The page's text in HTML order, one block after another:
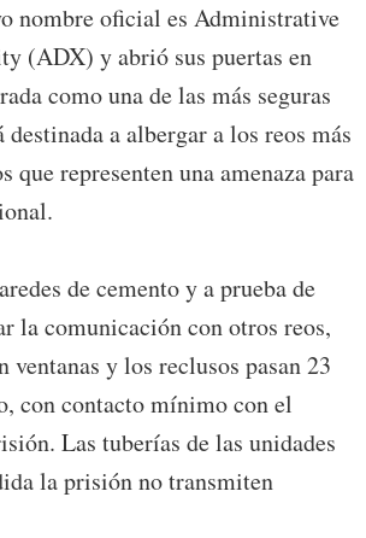
nombre oficial es Administrative
(ADX) y abrió sus puertas en
como una de las más seguras
a albergar a los reos más
que representen una amenaza para
de cemento y a prueba de
la comunicación con otros reos,
ventanas y los reclusos pasan 23
con contacto mínimo con el
Las tuberías de las unidades
la prisión no transmiten